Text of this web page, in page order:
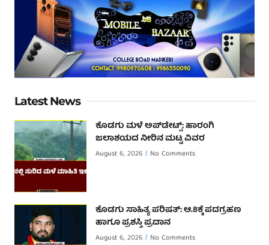
Latest News
ಕೊಡಗು ಮಳೆ ಅಪ್‌ಡೇಟ್ಸ್: ಹಾರಂಗಿ
ಜಲಾಶಯದ ನೀರಿನ ಮಟ್ಟ ವಿವರ
August 6, 2026 No Comments
ಕೊಡಗು ಸಾಹಿತ್ಯ ಪರಿಷತ್: ಆ.8ಕ್ಕೆ ಪದಗ್ರಹಣ
ಹಾಗೂ ಪ್ರಶಸ್ತಿ ಪ್ರದಾನ
August 6, 2026 No Comments